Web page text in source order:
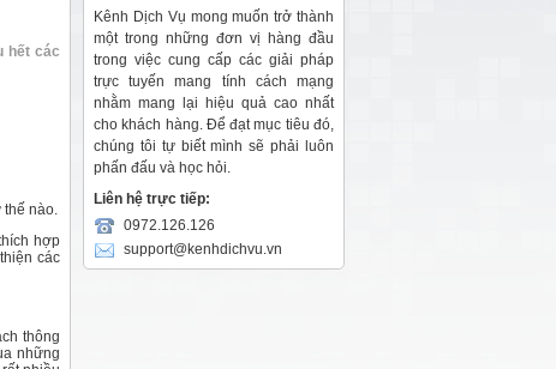
hết các
thế nào.
hợp
các
thông
những
Kênh Dịch Vụ mong muốn trở thành
một trong những đơn vị hàng đầu
trong việc cung cấp các giải pháp
trực tuyến mang tính cách mạng
nhằm mang lại hiệu quả cao nhất
cho khách hàng. Để đạt mục tiêu đó,
chúng tôi tự biết mình sẽ phải luôn
phấn đấu và học hỏi.
Liên hệ trực tiếp:
0972.126.126
support@kenhdichvu.vn